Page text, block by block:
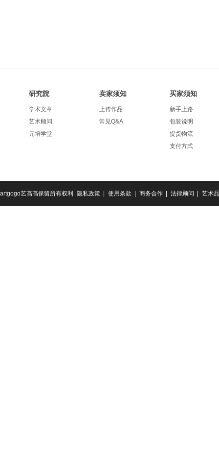
研究院
学术文章
艺术顾问
元培学堂
卖家须知
上传作品
常见Q&A
买家须知
新手上路
包装说明
提货物流
支付方式
artgogo艺高高保留所有权利 隐私政策 | 使用条款 | 商务合作 | 法律顾问 | 艺术